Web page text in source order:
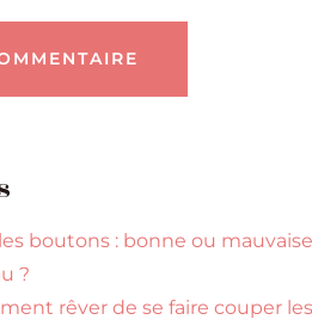
boutons : bonne ou mauvaise
?
rêver de se faire couper les